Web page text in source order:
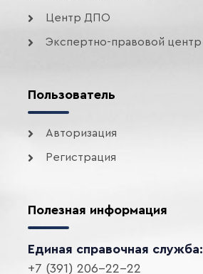
Центр ДПО
Экспертно-правовой центр
Пользователь
Авторизация
Регистрация
Полезная информация
Единая справочная служба:
+7 (391) 206-22-22